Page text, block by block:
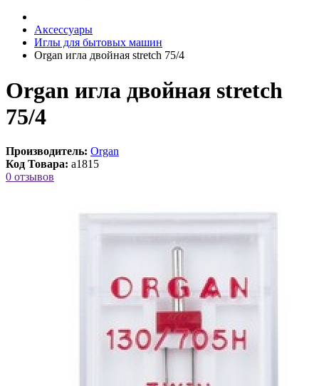
Аксессуары
Иглы для бытовых машин
Organ игла двойная stretch 75/4
Organ игла двойная stretch
75/4
Производитель: Organ
Код Товара: a1815
0 отзывов